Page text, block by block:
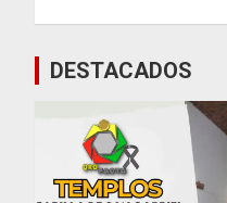
entradas
DESTACADOS